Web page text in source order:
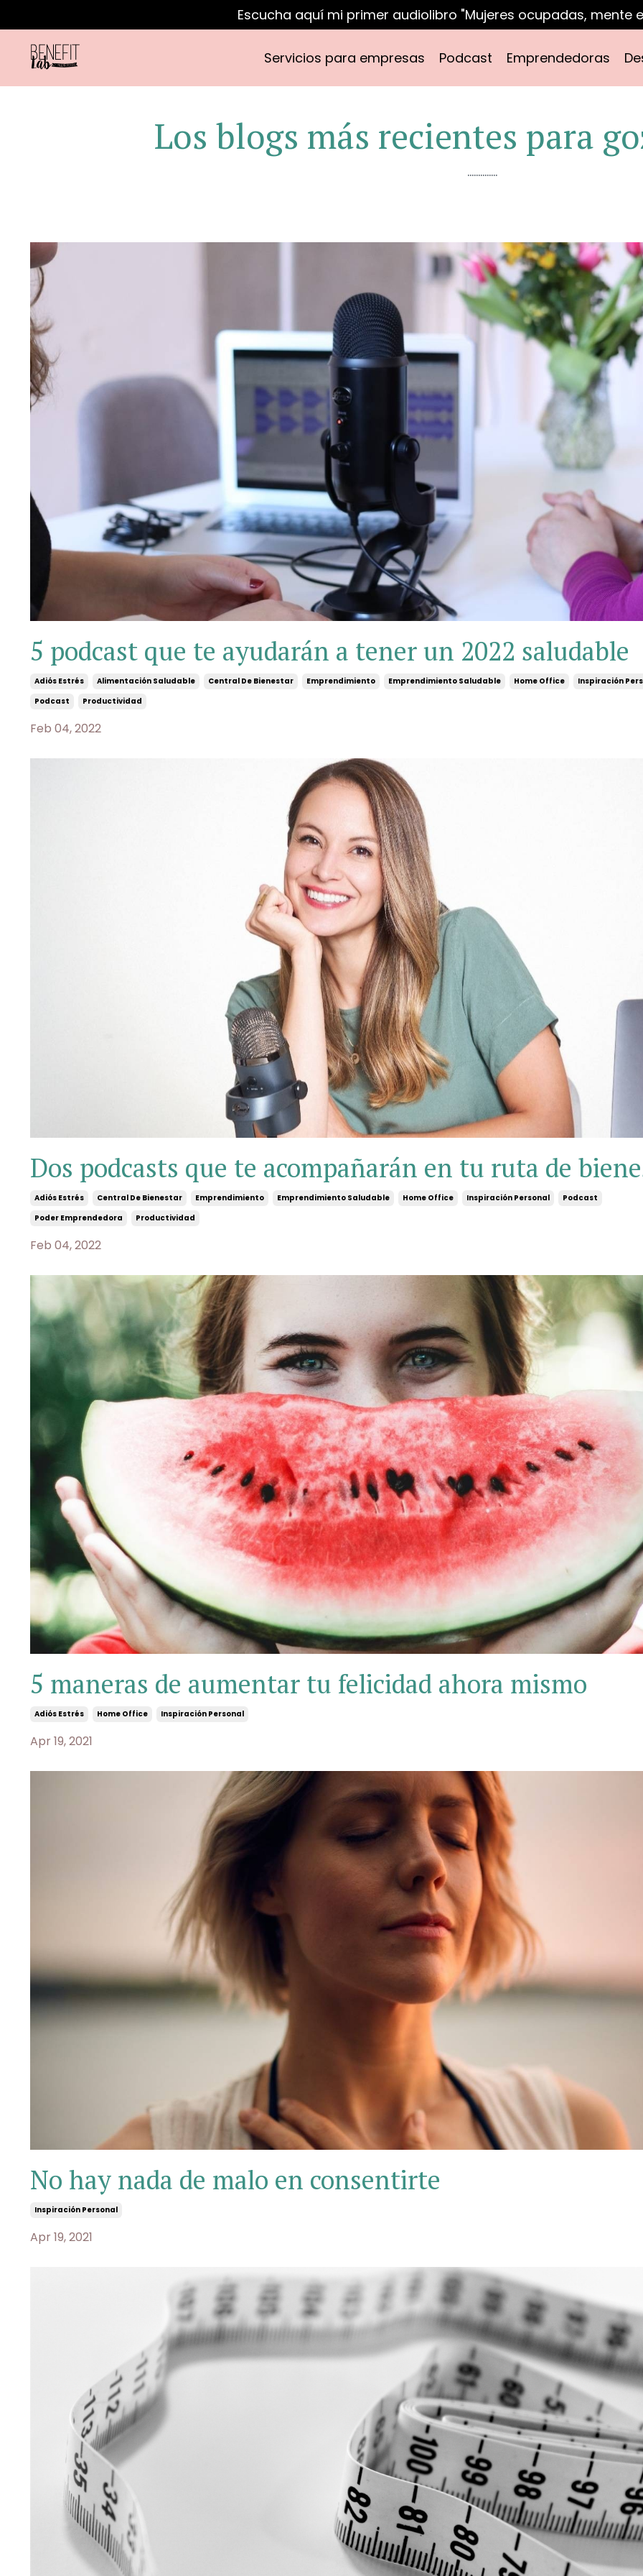
Escucha aquí mi primer audiolibro "Mujeres ocupadas, mente
Servicios para empresas Podcast Emprendedoras
Los blogs más recientes para
..............
5 podcast que te ayudarán a tener un 2022 saludable
Adiós Estrés Alimentación Saludable Central De Bienestar Emprendimiento Emprendimiento Saludable Home Office
Inspiración
Podcast
Productividad
Feb 04, 2022
Dos podcasts que te acompañarán en tu ruta de
Adiós Estrés Central De Bienestar Emprendimiento Emprendimiento Saludable Home Office Inspiración Personal
Podcast
Poder Emprendedora
Productividad
Feb 04, 2022
5 maneras de aumentar tu felicidad ahora mismo
Adiós Estrés Home Office Inspiración Personal
Apr 19, 2021
No hay nada de malo en consentirte
Inspiración Personal
Apr 19, 2021